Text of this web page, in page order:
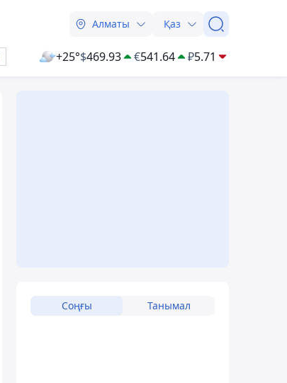
Алматы Қаз
+25°$469.93 €541.64 ₽5.71
Соңғы Танымал